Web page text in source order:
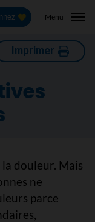
Menu
Imprimer
douleur. Mais
ne
parce